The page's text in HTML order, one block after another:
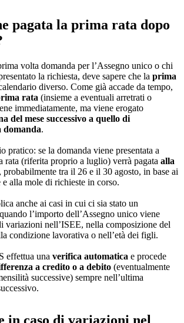
pagata la prima rata dopo
volta domanda per l’Assegno unico o chi
la richiesta, deve sapere che la prima
diverso. Come già accade da tempo,
rata (insieme a eventuali arretrati o
immediatamente, ma viene erogato
del mese successivo a quello di
domanda.
pratico: se la domanda viene presentata a
rata (riferita proprio a luglio) verrà pagata alla
, probabilmente tra il 26 e il 30 agosto, in base ai
alla mole di richieste in corso.
anche ai casi in cui ci sia stato un
l’importo dell’Assegno unico viene
variazioni nell’ISEE, nella composizione del
condizione lavorativa o nell’età dei figli.
effettua una verifica automatica e procede
a credito o a debito (eventualmente
successive) sempre nell’ultima